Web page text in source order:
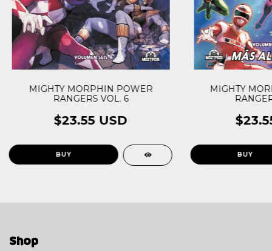
MIGHTY MORPHIN POWER
RANGERS VOL. 6
$23.55 USD
MIGHTY
Shop